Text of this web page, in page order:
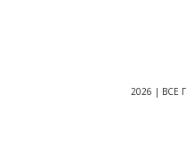
2026 | ВСЕ